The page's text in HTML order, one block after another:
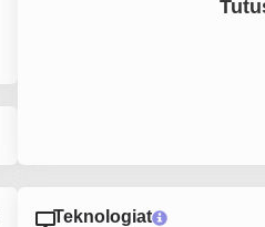
Teknologiat